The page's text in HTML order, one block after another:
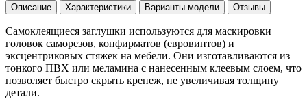
Описание Характеристики Варианты модели Отзывы
Самоклеящиеся заглушки используются для маскировки
головок саморезов, конфирматов (евровинтов) и
эксцентриковых стяжек на мебели. Они изготавливаются из
тонкого ПВХ или меламина с нанесенным клеевым слоем, что
позволяет быстро скрыть крепеж, не увеличивая толщину
детали.